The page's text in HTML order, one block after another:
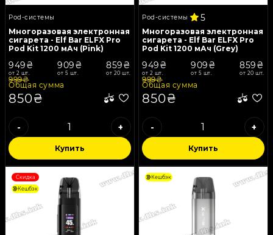
Pod-системы
Многоразовая электронная
сигарета - Elf Bar ELFX Pro
Pod Kit 1200 мАч (Pink)
949₴
от 2 шт.
909₴
от 5 шт.
859₴
от 20 шт.
999₴
Общая сумма
850₴
- +
Купить
Pod-системы 5
Многоразовая электронная
сигарета - Elf Bar ELFX Pro
Pod Kit 1200 мАч (Grey)
949₴
от 2 шт.
909₴
от 5 шт.
859₴
от 20 шт.
999₴
Общая сумма
850₴
- +
Купить
Скидка
Кешбэк
Кешбэк